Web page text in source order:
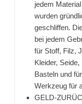
jedem
wurden
geschliffen.
bei jedem
für Stoff, Filz,
Kleider,
Basteln und
Werkzeug für
GELD-